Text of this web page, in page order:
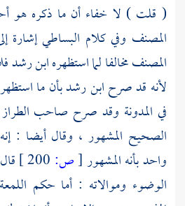
( قلت ) لا خفاء أن ما ذكره هو
المصنف وفي كلام البساطيإشارة
المصنفمخالفا لما استظهرهابن رشد
لأنه قد صرحابن رشدبأن ما
في المدونة وقد صرح صاحب
الصحيح المشهور ، وقال أيضا :
واحد بأنه المشهور[ص:
الوضوء وموالاته : أما حكم